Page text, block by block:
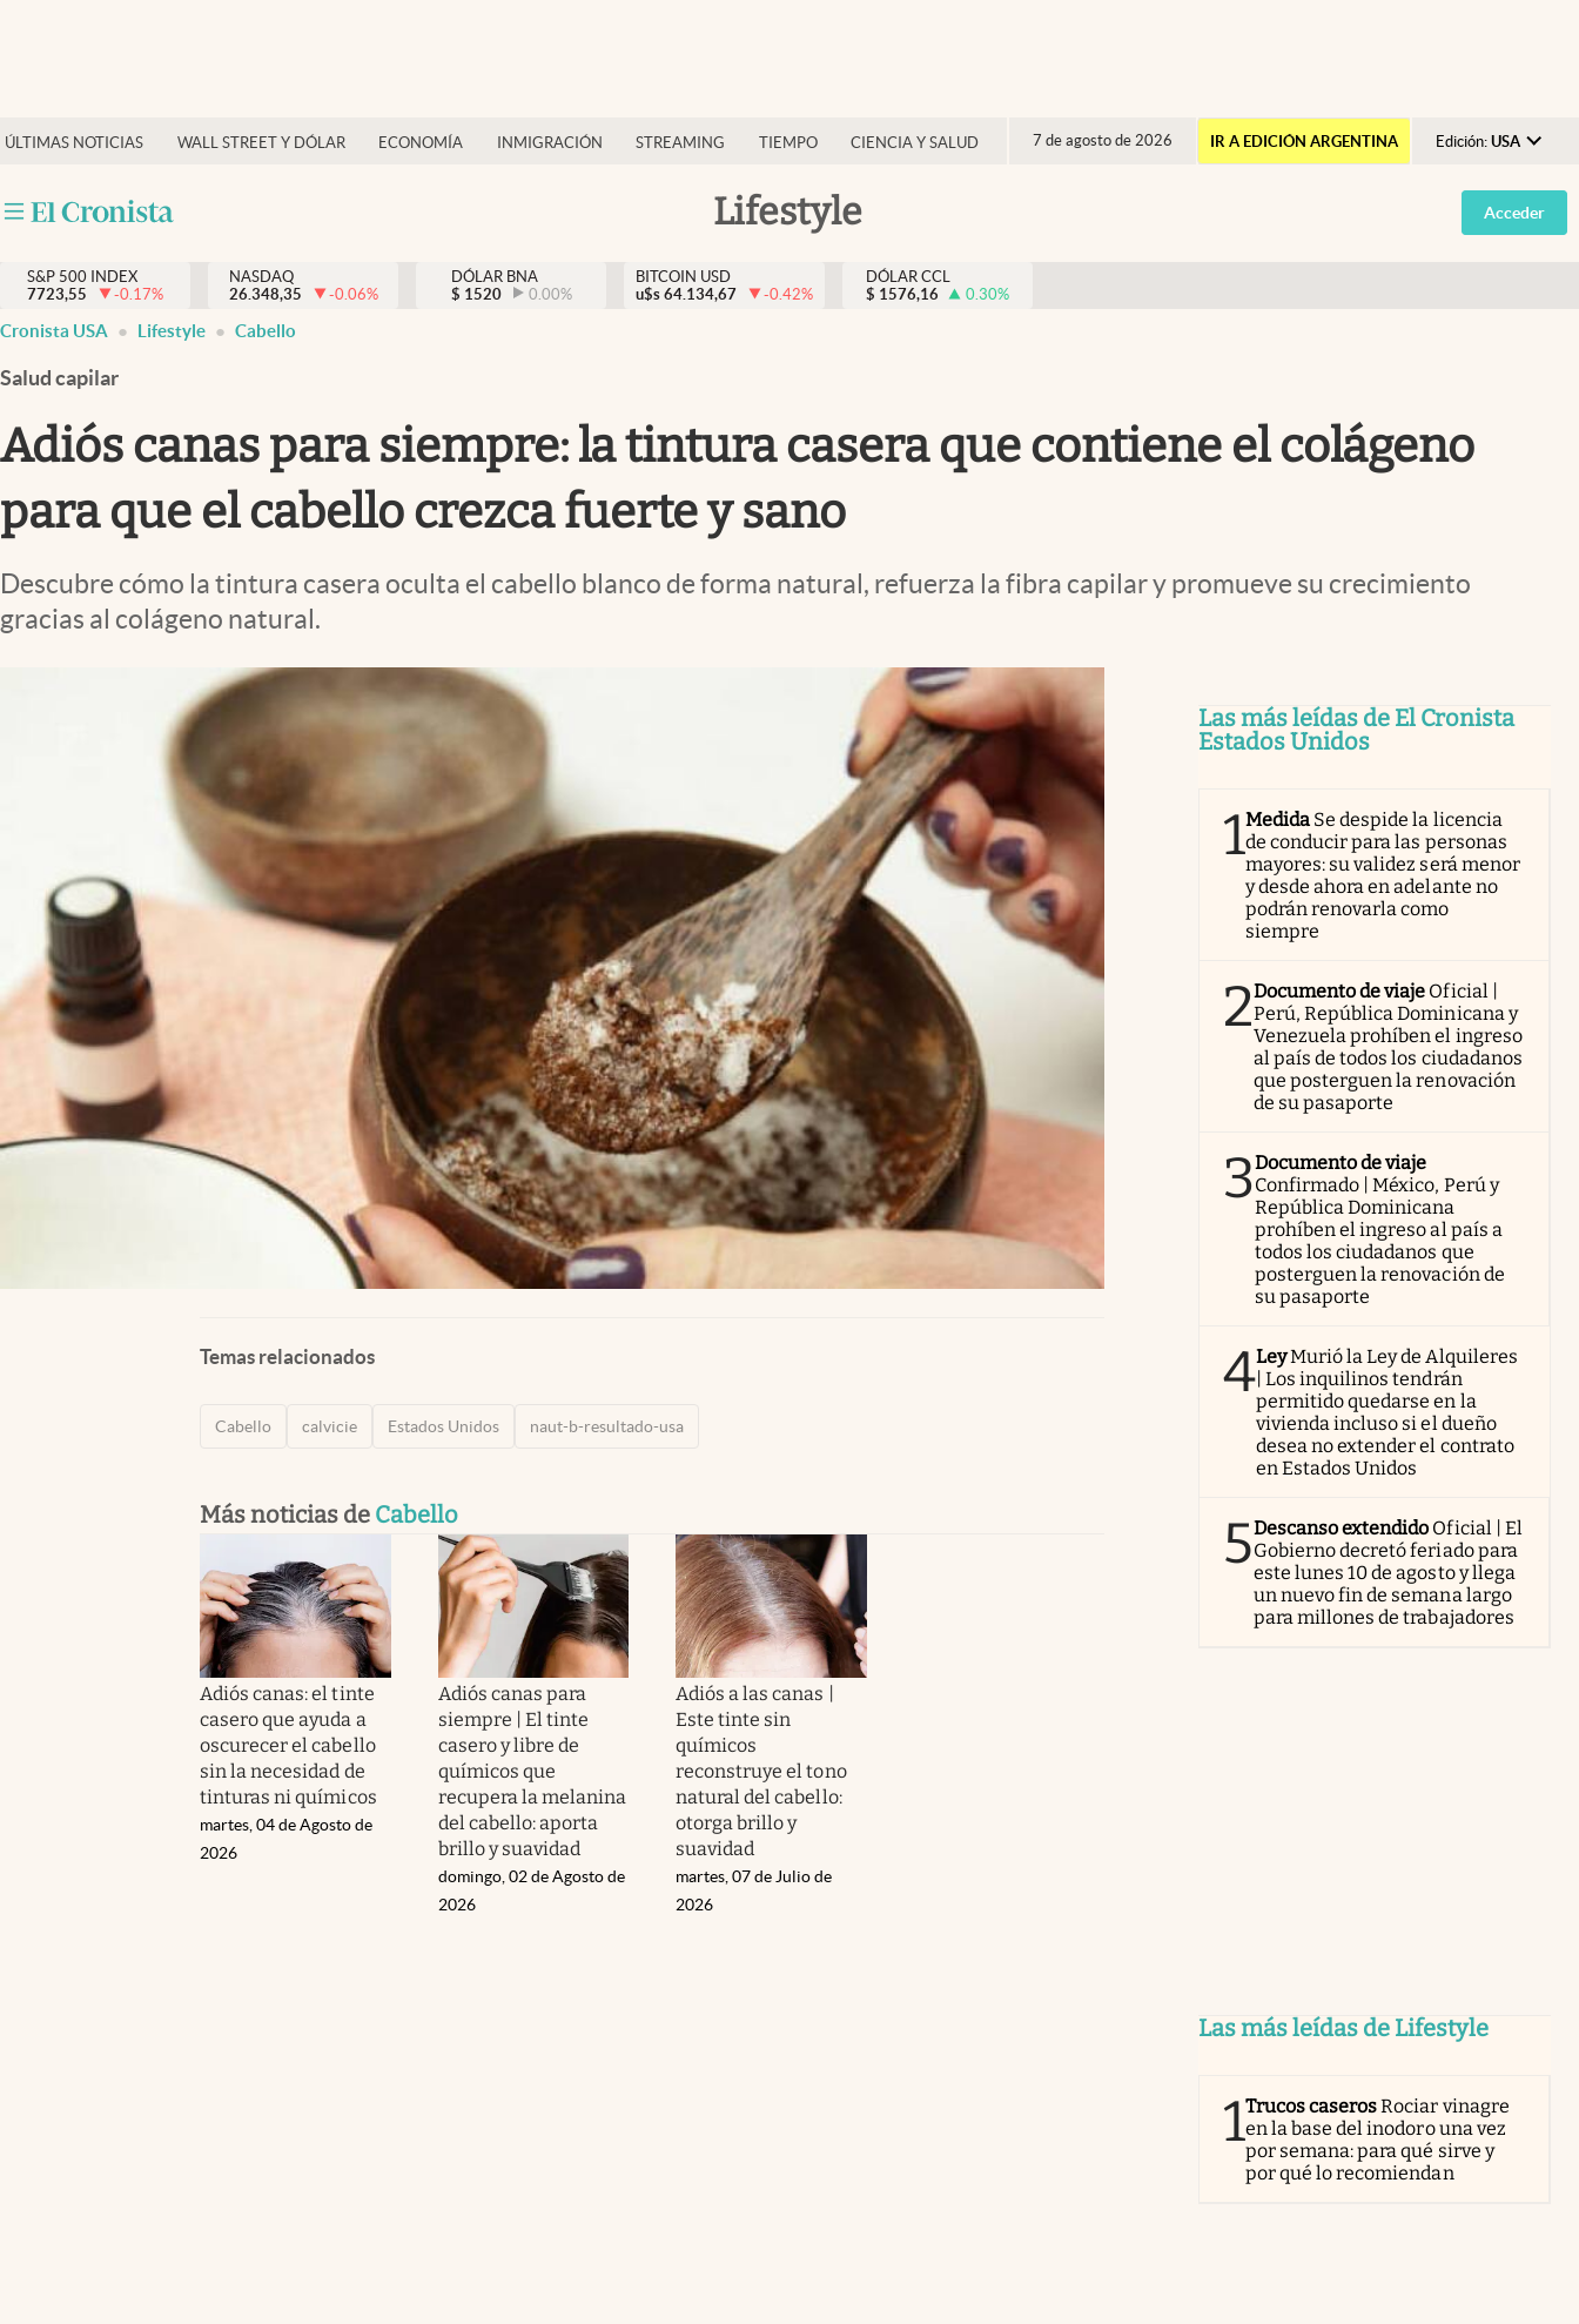
ÚLTIMAS NOTICIAS WALL STREET Y DÓLAR ECONOMÍA INMIGRACIÓN STREAMING TIEMPO CIENCIA Y SALUD 7 de agosto de 2026 IR A EDICIÓN ARGENTINA Edición: USA
Argentina
España
Lifestyle
Finanzas y economía
Inmigración
Trending
Streaming
Lifestyle
Acceder
S&P 500 INDEX
7723,55
-0.17%
NASDAQ
26.348,35
-0.06%
DÓLAR BNA
$ 1520 0.00%
BITCOIN USD
u$s 64.134,67 -0.42%
DÓLAR CCL
$ 1576,16 0.30%
Cronista USA Lifestyle Cabello
Salud capilar
Adiós canas para siempre: la tintura casera que contiene el colágeno
para que el cabello crezca fuerte y sano
Descubre cómo la tintura casera oculta el cabello blanco de forma natural, refuerza la fibra capilar y promueve su crecimiento
gracias al colágeno natural.
Temas relacionados
Cabello calvicie Estados Unidos naut-b-resultado-usa
Más noticias de Cabello
Adiós canas: el tinte
casero que ayuda a
oscurecer el cabello
sin la necesidad de
tinturas ni químicos
martes, 04 de Agosto de
2026
Adiós canas para
siempre | El tinte
casero y libre de
químicos que
recupera la melanina
del cabello: aporta
brillo y suavidad
domingo, 02 de Agosto de
2026
Adiós a las canas |
Este tinte sin
químicos
reconstruye el tono
natural del cabello:
otorga brillo y
suavidad
martes, 07 de Julio de
2026
Las más leídas de El Cronista
Estados Unidos
1Medida Se despide la licencia
de conducir para las personas
mayores: su validez será menor
y desde ahora en adelante no
podrán renovarla como
siempre
2Documento de viaje Oficial |
Perú, República Dominicana y
Venezuela prohíben el ingreso
al país de todos los ciudadanos
que posterguen la renovación
de su pasaporte
3Documento de viaje
Confirmado | México, Perú y
República Dominicana
prohíben el ingreso al país a
todos los ciudadanos que
posterguen la renovación de
su pasaporte
4LeyMurió la Ley de Alquileres
| Los inquilinos tendrán
permitido quedarse en la
vivienda incluso si el dueño
desea no extender el contrato
en Estados Unidos
5Descanso extendido Oficial | El
Gobierno decretó feriado para
este lunes 10 de agosto y llega
un nuevo fin de semana largo
para millones de trabajadores
Las más leídas de Lifestyle
1Trucos caserosRociar vinagre
en la base del inodoro una vez
por semana: para qué sirve y
por qué lo recomiendan